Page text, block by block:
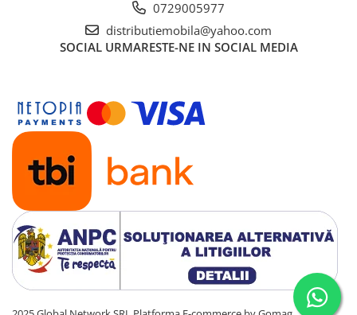
0729005977
distributiemobila@yahoo.com
SOCIAL URMARESTE-NE IN SOCIAL MEDIA